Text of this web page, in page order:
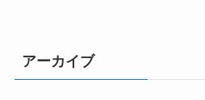
アーカイブ